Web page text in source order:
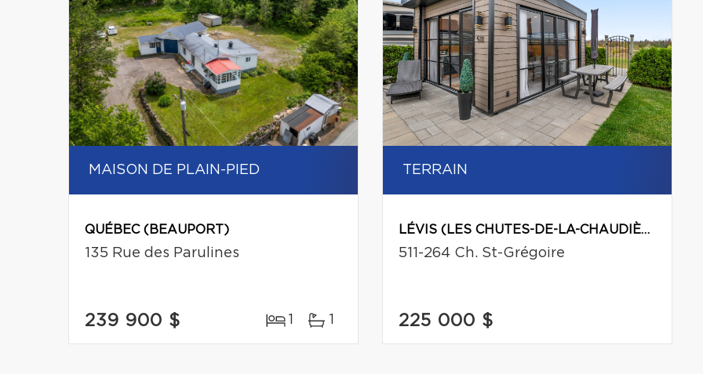
MAISON DE PLAIN-PIED
QUÉBEC (BEAUPORT)
135 Rue des Parulines
239 900 $ 1 1
TERRAIN
LÉVIS (LES CHUTES-DE-LA-CHAUDIÈRE-OUEST)
511-264 Ch. St-Grégoire
225 000 $